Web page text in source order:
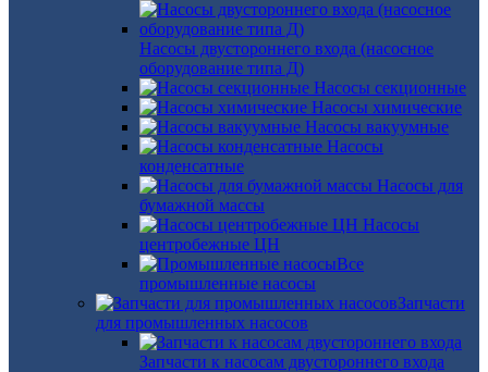
Насосы двустороннего входа (насосное
оборудование типа Д)
Насосы секционные
Насосы химические
Насосы вакуумные
Насосы
конденсатные
Насосы для
бумажной массы
Насосы
центробежные ЦН
Все
промышленные насосы
Запчасти
для промышленных насосов
Запчасти к насосам двустороннего входа